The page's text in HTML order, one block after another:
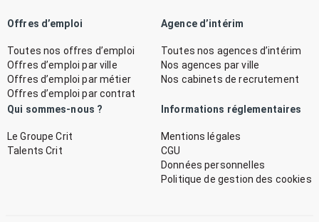
Offres d’emploi
Toutes nos offres d’emploi
Offres d’emploi par ville
Offres d’emploi par métier
Offres d’emploi par contrat
Agence d’intérim
Toutes nos agences d’intérim
Nos agences par ville
Nos cabinets de recrutement
Qui sommes-nous ?
Le Groupe Crit
Talents Crit
Informations réglementaires
Mentions légales
CGU
Données personnelles
Politique de gestion des cookies